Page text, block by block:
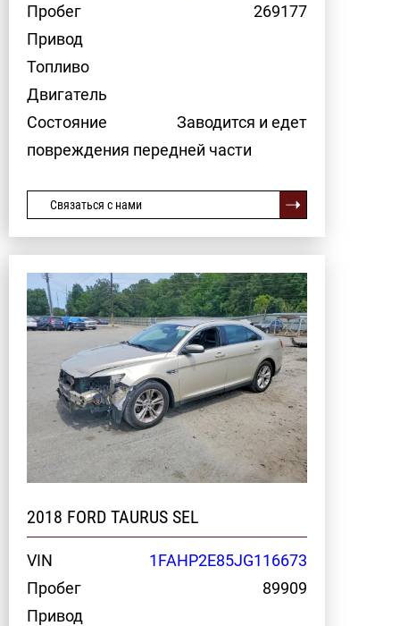
Пробег
269177
Привод
Топливо
Двигатель
Состояние
Заводится и едет
повреждения передней части
Связаться с нами
2018 FORD TAURUS SEL
VIN
1FAHP2E85JG116673
Пробег
89909
Привод